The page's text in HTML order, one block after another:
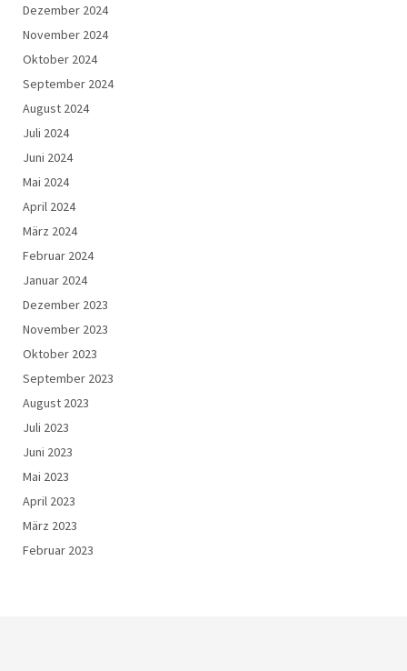
Dezember 2024
November 2024
Oktober 2024
September 2024
August 2024
Juli 2024
Juni 2024
Mai 2024
April 2024
März 2024
Februar 2024
Januar 2024
Dezember 2023
November 2023
Oktober 2023
September 2023
August 2023
Juli 2023
Juni 2023
Mai 2023
April 2023
März 2023
Februar 2023